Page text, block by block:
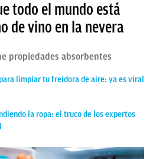
todo el mundo está
de vino en la nevera
propiedades absorbentes
limpiar tu freidora de aire: ya es viral
la ropa: el truco de los expertos